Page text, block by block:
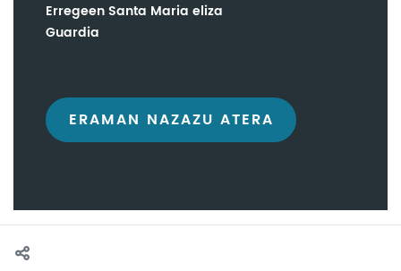
Erregeen Santa Maria eliza
Guardia
ERAMAN NAZAZU ATERA